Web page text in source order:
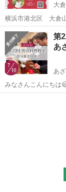
大
横浜市港北区 大倉山
催！ 赤ちゃんから大人までできるフィンガーアート一緒に楽しみませ
んか？ ご予約問い
神奈川 横浜市
第
あ
あ
みなさんこんにちは
時期でもありますね。 そんな時、時短で、美味しい、かつ栄養